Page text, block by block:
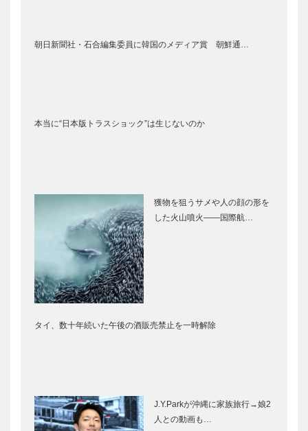
朝日新聞社・石合編集委員に韓国のメディア賞 朝鮮通…
本当に“日本版トラスショック”は生じないのか
獲物を狙うサメや人の顔の形を
した火山噴火――国際航…
タイ、数十年続いた午後の酒販売禁止を一時解除
J.Y.Parkが沖縄に家族旅行→娘2
人との動画も…